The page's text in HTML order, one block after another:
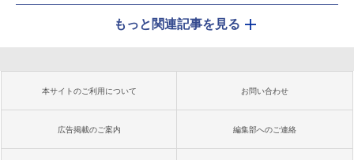
もっと関連記事を見る
本サイトのご利用について お問い合わせ
広告掲載のご案内 編集部へのご連絡